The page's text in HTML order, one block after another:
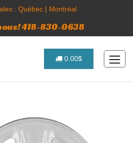
: Québec| Montréal
418-830-0638
0.00$